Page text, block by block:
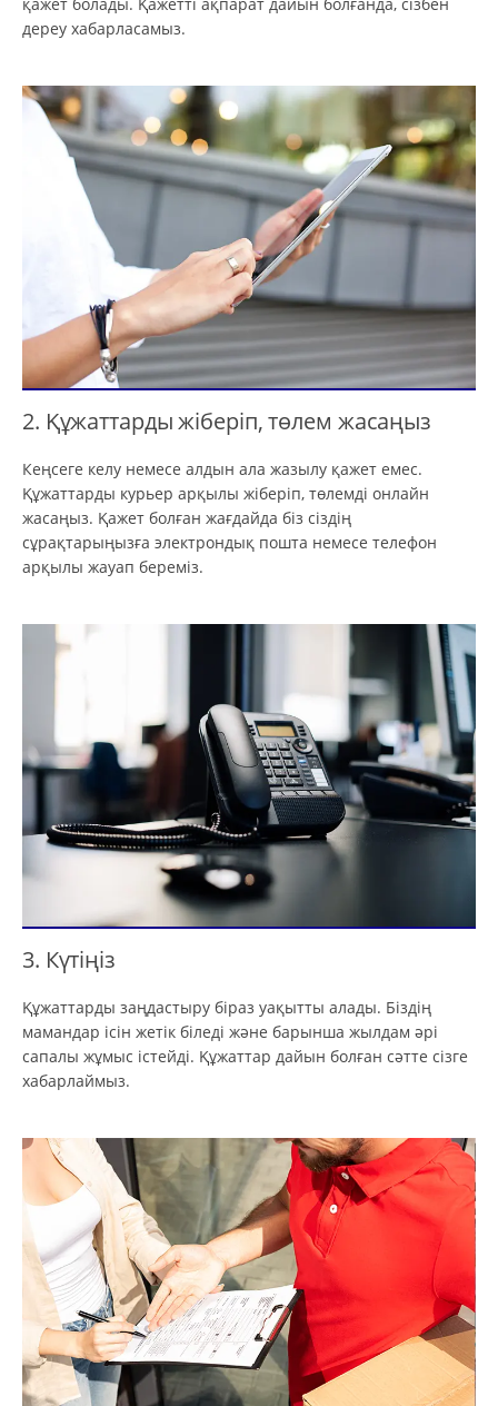
дереу хабарласамыз.
2. Құжаттарды жіберіп, төлем жасаңыз
Кеңсеге келу немесе алдын ала жазылу қажет емес.
Құжаттарды курьер арқылы жіберіп, төлемді онлайн
жасаңыз. Қажет болған жағдайда біз сіздің
сұрақтарыңызға электрондық пошта немесе телефон
арқылы жауап береміз.
3. Күтіңіз
Құжаттарды заңдастыру біраз уақытты алады. Біздің
мамандар ісін жетік біледі және барынша жылдам әрі
сапалы жұмыс істейді. Құжаттар дайын болған сәтте сізге
хабарлаймыз.